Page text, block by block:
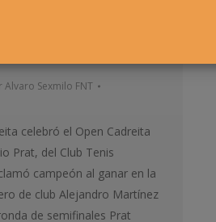
Alvaro Sexmilo FNT
celebró el Open Cadreita
Prat, del Club Tenis
campeón al ganar en la
de club Alejandro Martínez
de semifinales Prat